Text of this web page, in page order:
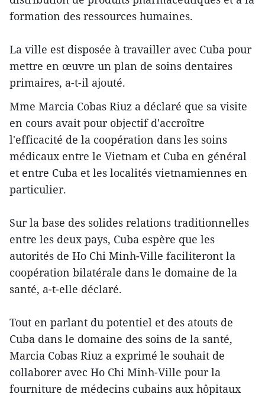
formation des ressources humaines.
La ville est disposée à travailler avec Cuba pour
mettre en œuvre un plan de soins dentaires
primaires, a-t-il ajouté.
Mme Marcia Cobas Riuz a déclaré que sa visite
en cours avait pour objectif d'accroître
l'efficacité de la coopération dans les soins
médicaux entre le Vietnam et Cuba en général
et entre Cuba et les localités vietnamiennes en
particulier.
Sur la base des solides relations traditionnelles
entre les deux pays, Cuba espère que les
autorités de Ho Chi Minh-Ville faciliteront la
coopération bilatérale dans le domaine de la
santé, a-t-elle déclaré.
Tout en parlant du potentiel et des atouts de
Cuba dans le domaine des soins de la santé,
Marcia Cobas Riuz a exprimé le souhait de
collaborer avec Ho Chi Minh-Ville pour la
fourniture de médecins cubains aux hôpitaux